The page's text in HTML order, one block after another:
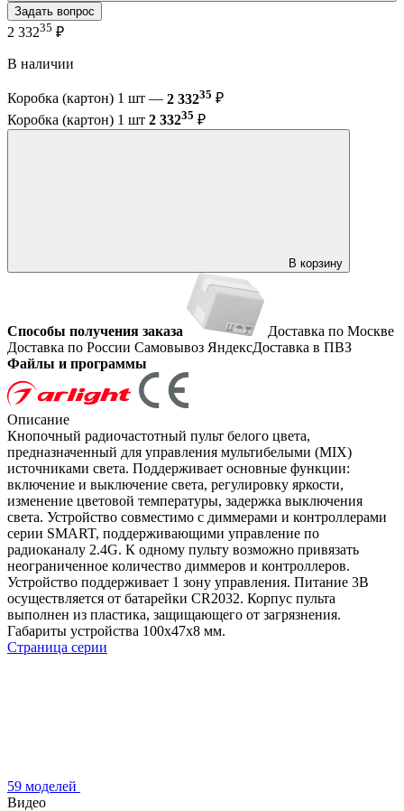
Задать вопрос
2 33235 ₽
В наличии
Коробка (картон) 1 шт — 2 33235 ₽
Коробка (картон) 1 шт 2 33235 ₽
В корзину
Способы получения заказа
Доставка по Москве
Доставка по России Самовывоз ЯндексДоставка в ПВЗ
Файлы и программы
Описание
Кнопочный радиочастотный пульт белого цвета,
предназначенный для управления мультибелыми (MIX)
источниками света. Поддерживает основные функции:
включение и выключение света, регулировку яркости,
изменение цветовой температуры, задержка выключения
света. Устройство совместимо с диммерами и контроллерами
серии SMART, поддерживающими управление по
радиоканалу 2.4G. К одному пульту возможно привязать
неограниченное количество диммеров и контроллеров.
Устройство поддерживает 1 зону управления. Питание 3В
осуществляется от батарейки CR2032. Корпус пульта
выполнен из пластика, защищающего от загрязнения.
Габариты устройства 100x47x8 мм.
Страница серии
59 моделей
Видео